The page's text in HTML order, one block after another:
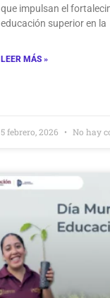
que impulsan el
educación superior en la
LEER MÁS »
5 febrero, 2026 No hay